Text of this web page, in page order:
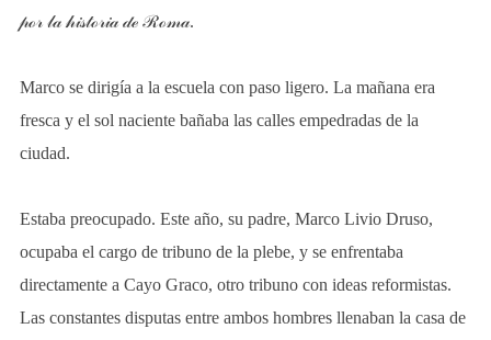
𝓅ℴ𝓇 𝓁𝒶 𝒽𝒾𝓈𝓉ℴ𝓇𝒾𝒶 𝒹ℯ ℛℴ𝓂𝒶.
Marco se dirigía a la escuela con paso ligero. La mañana era
fresca y el sol naciente bañaba las calles empedradas de la
ciudad.
Estaba preocupado. Este año, su padre, Marco Livio Druso,
ocupaba el cargo de tribuno de la plebe, y se enfrentaba
directamente a Cayo Graco, otro tribuno con ideas reformistas.
Las constantes disputas entre ambos hombres llenaban la casa de